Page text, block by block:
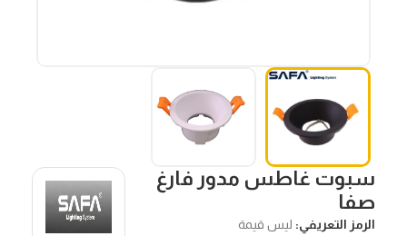
سبوت غاطس مدور فارغ
صفا
الرمز التعريفي: ليس قيمة